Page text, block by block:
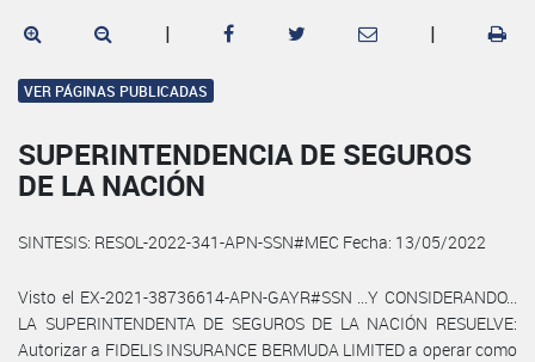
| |
VER PÁGINAS PUBLICADAS
SUPERINTENDENCIA DE SEGUROS
DE LA NACIÓN
SINTESIS: RESOL-2022-341-APN-SSN#MEC Fecha: 13/05/2022
Visto el EX-2021-38736614-APN-GAYR#SSN ...Y CONSIDERANDO...
LA SUPERINTENDENTA DE SEGUROS DE LA NACIÓN RESUELVE:
Autorizar a FIDELIS INSURANCE BERMUDA LIMITED a operar como